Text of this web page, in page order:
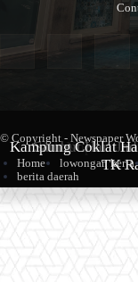
Produk Kopi
Sambut Hari
Kampung Coklat
TK
© Copyright - Newspaper
Home
lowongan kerja
berita daerah